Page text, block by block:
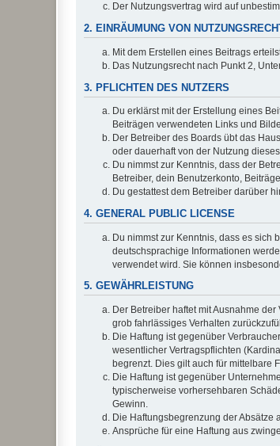
Der Nutzungsvertrag wird auf
2. EINRÄUMUNG VON
Mit dem Erstellen eines Beitrags
Das Nutzungsrecht nach Punkt 2,
3. PFLICHTEN DES NUTZERS
Du erklärst mit der Erstellung eines
Beiträgen verwendeten Links und
Der Betreiber des Boards übt das
oder dauerhaft von der Nutzung
Du nimmst zur Kenntnis, dass der
Betreiber, dein Benutzerkonto,
Du gestattest dem Betreiber darüber
4. GENERAL PUBLIC LICENSE
Du nimmst zur Kenntnis, dass es sich
deutschsprachige Informationen
verwendet wird. Sie können
5. GEWÄHRLEISTUNG
Der Betreiber haftet mit Ausnahme
grob fahrlässiges Verhalten
Die Haftung ist gegenüber
wesentlicher Vertragspflichten
begrenzt. Dies gilt auch für mittelbare
Die Haftung ist gegenüber
typischerweise vorhersehbaren
Gewinn.
Die Haftungsbegrenzung der
Ansprüche für eine Haftung aus